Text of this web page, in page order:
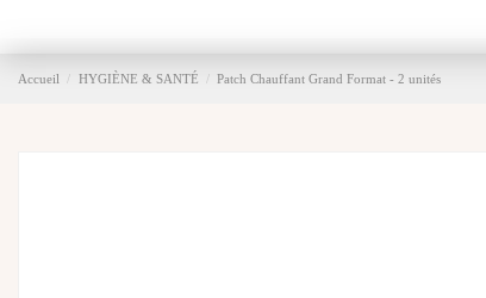
Accueil HYGIÈNE & SANTÉ Patch Chauffant Grand Format - 2 unités